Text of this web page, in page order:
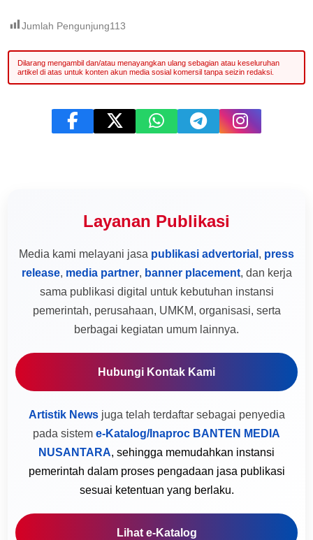
Jumlah Pengunjung113
Layanan Publikasi
Media kami melayani jasa publikasi advertorial , press
release, media partner, banner placement, dan kerja
sama publikasi digital untuk kebutuhan instansi
pemerintah, perusahaan, UMKM, organisasi, serta
berbagai kegiatan umum lainnya.
Hubungi Kontak Kami
Artistik Newsjuga telah terdaftar sebagai penyedia
pada sistem e-Katalog/Inaproc BANTEN MEDIA
NUSANTARA, sehingga memudahkan instansi
pemerintah dalam proses pengadaan jasa publikasi
sesuai ketentuan yang berlaku.
Lihat e-Katalog